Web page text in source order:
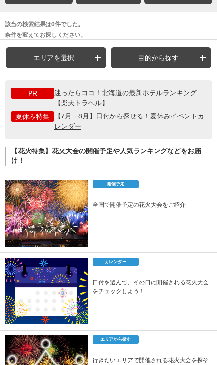
該当の検索結果は0件でした。
条件を変えてお探しください。
エリアを選択 目的から探す
PR
迷ったらココ！北海道の最新ホテルランキング
【楽天トラベル】
夏休み特集
【7月・8月】日付から探せる！夏休みイベントカ
レンダー
【花火特集】花火大会の開催予定や人気ランキングなどをお届
け！
開催予定
全国で開催予定の花火大会をご紹介
カレンダー
日付を選んで、その日に開催される花火大会
をチェックしよう！
エリアから探す
行きたいエリアで開催される花火大会を探そ